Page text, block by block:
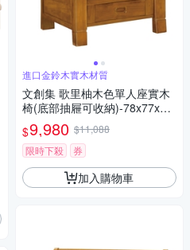
進口金鈴木實木材質
文創集 歌里柚木色單人座實木
椅(底部抽屜可收納)-78x77x10
2cm免組
$9,980 $11,088
限時下殺
券
加入購物車